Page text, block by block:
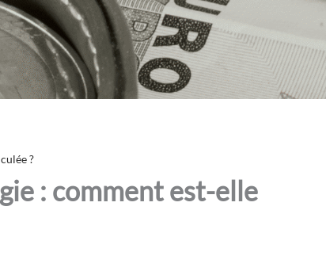
?
: comment est-elle